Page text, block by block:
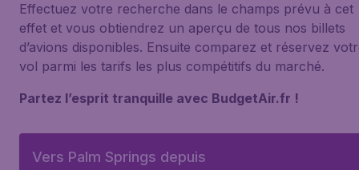
Effectuez votre recherche dans le champs prévu à cet
effet et vous obtiendrez un aperçu de tous nos billets
d’avions disponibles. Ensuite comparez et réservez
vol parmi les tarifs les plus compétitifs du marché.
Partez l’esprit tranquille avec BudgetAir.fr !
Vers Palm Springs depuis